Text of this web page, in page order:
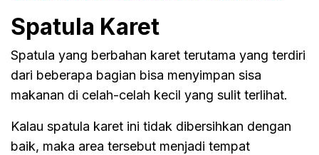
Spatula Karet
Spatula yang berbahan karet terutama yang terdiri
dari beberapa bagian bisa menyimpan sisa
makanan di celah-celah kecil yang sulit terlihat.
Kalau spatula karet ini tidak dibersihkan dengan
baik, maka area tersebut menjadi tempat